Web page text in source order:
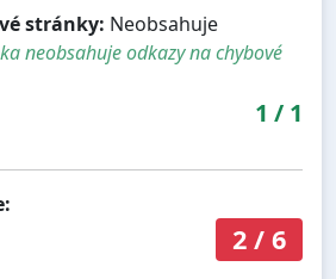
stránky: Neobsahuje
neobsahuje odkazy na chybové
1 / 1
2/ 6